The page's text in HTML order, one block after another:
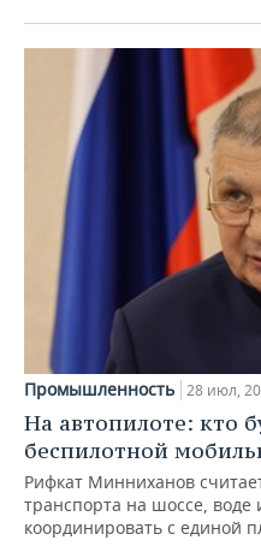
Промышленность 28 июл,
На автопилоте: кто
беспилотной
Рифкат Минниханов
транспорта на шоссе, воде
координировать с единой